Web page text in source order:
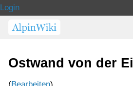
Login
Ostwand von der